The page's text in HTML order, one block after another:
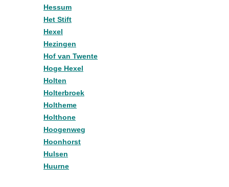
Hessum
Het Stift
Hexel
Hezingen
Hof van Twente
Hoge Hexel
Holten
Holterbroek
Holtheme
Holthone
Hoogenweg
Hoonhorst
Hulsen
Huurne